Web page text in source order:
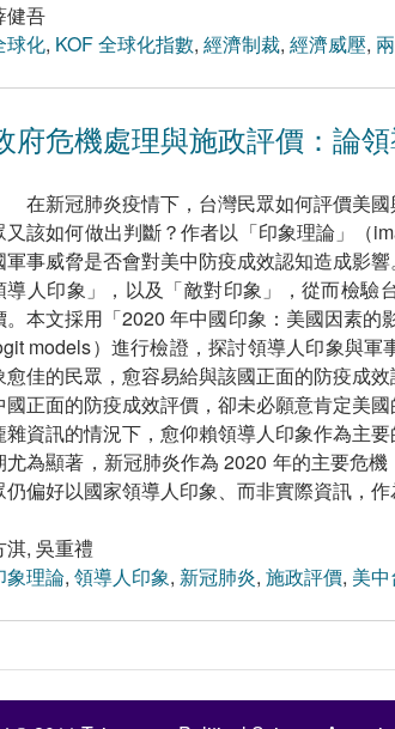
健吾
球化, KOF 全球化指數, 經濟制裁, 經濟威壓,
府危機處理與施政評價：論
在新冠肺炎疫情下，台灣民眾如何評價美
又該如何做出判斷？作者以「印象理論」（
軍事威脅是否會對美中防疫成效認知造成影
導人印象」，以及「敵對印象」，從而檢驗
。本文採用「2020 年中國印象：美國因素
models）進行檢證，探討領導人印象與
愈佳的民眾，愈容易給與該國正面的防疫成
國正面的防疫成效評價，卻未必願意肯定美
雜資訊的情況下，愈仰賴領導人印象作為主
尤為顯著，新冠肺炎作為 2020 年的主要危
仍偏好以國家領導人印象、而非實際資訊，作
淇, 吳重禮
象理論, 領導人印象, 新冠肺炎, 施政評價, 美